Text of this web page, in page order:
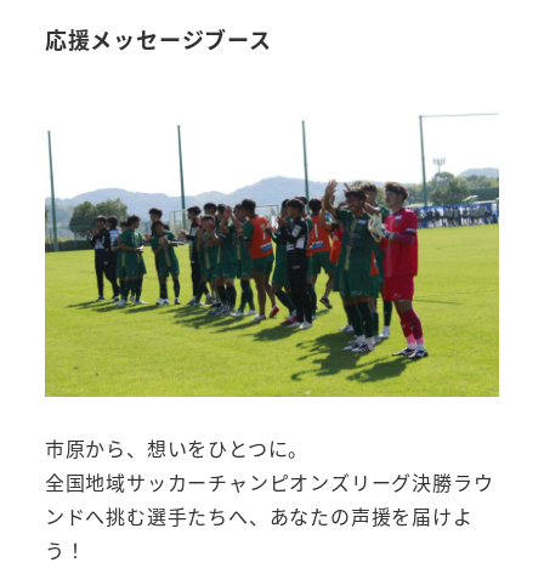
応援メッセージブース
市原から、想いをひとつに。
全国地域サッカーチャンピオンズリーグ決勝ラウ
ンドへ挑む選手たちへ、あなたの声援を届けよ
う！